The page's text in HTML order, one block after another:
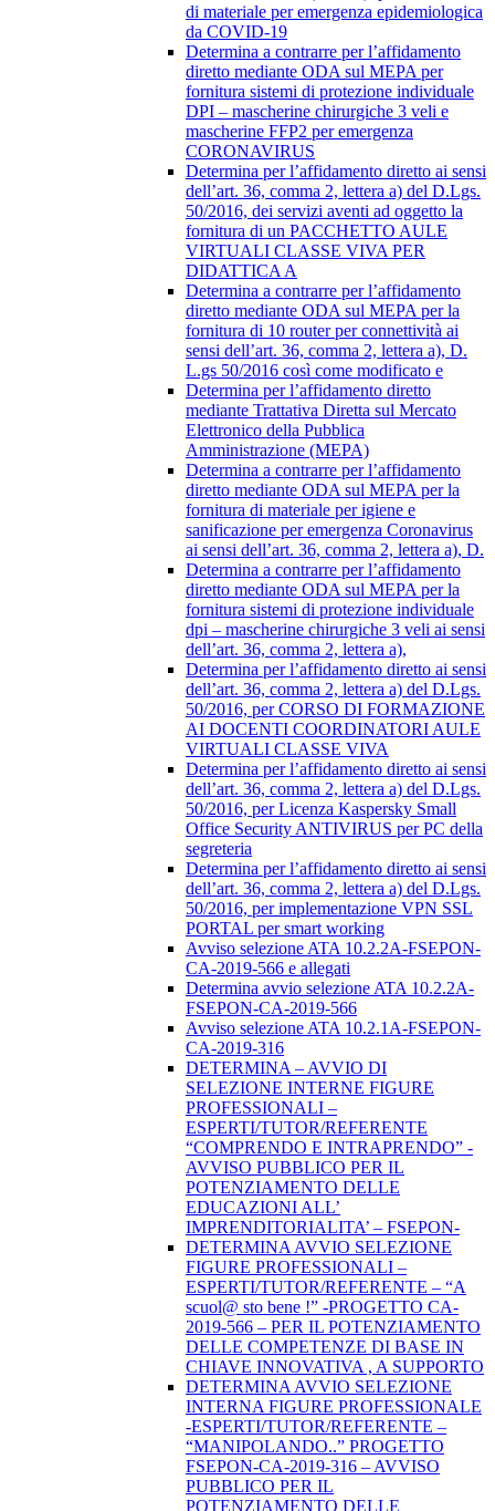
di materiale per emergenza epidemiologica
da COVID-19
Determina a contrarre per l’affidamento
diretto mediante ODA sul MEPA per
fornitura sistemi di protezione individuale
DPI – mascherine chirurgiche 3 veli e
mascherine FFP2 per emergenza
CORONAVIRUS
Determina per l’affidamento diretto ai sensi
dell’art. 36, comma 2, lettera a) del D.Lgs.
50/2016, dei servizi aventi ad oggetto la
fornitura di un PACCHETTO AULE
VIRTUALI CLASSE VIVA PER
DIDATTICA A
Determina a contrarre per l’affidamento
diretto mediante ODA sul MEPA per la
fornitura di 10 router per connettività ai
sensi dell’art. 36, comma 2, lettera a), D.
L.gs 50/2016 così come modificato e
Determina per l’affidamento diretto
mediante Trattativa Diretta sul Mercato
Elettronico della Pubblica
Amministrazione (MEPA)
Determina a contrarre per l’affidamento
diretto mediante ODA sul MEPA per la
fornitura di materiale per igiene e
sanificazione per emergenza Coronavirus
ai sensi dell’art. 36, comma 2, lettera a), D.
Determina a contrarre per l’affidamento
diretto mediante ODA sul MEPA per la
fornitura sistemi di protezione individuale
dpi – mascherine chirurgiche 3 veli ai sensi
dell’art. 36, comma 2, lettera a),
Determina per l’affidamento diretto ai sensi
dell’art. 36, comma 2, lettera a) del D.Lgs.
50/2016, per CORSO DI FORMAZIONE
AI DOCENTI COORDINATORI AULE
VIRTUALI CLASSE VIVA
Determina per l’affidamento diretto ai sensi
dell’art. 36, comma 2, lettera a) del D.Lgs.
50/2016, per Licenza Kaspersky Small
Office Security ANTIVIRUS per PC della
segreteria
Determina per l’affidamento diretto ai sensi
dell’art. 36, comma 2, lettera a) del D.Lgs.
50/2016, per implementazione VPN SSL
PORTAL per smart working
Avviso selezione ATA 10.2.2A-FSEPON-
CA-2019-566 e allegati
Determina avvio selezione ATA 10.2.2A-
FSEPON-CA-2019-566
Avviso selezione ATA 10.2.1A-FSEPON-
CA-2019-316
DETERMINA – AVVIO DI
SELEZIONE INTERNE FIGURE
PROFESSIONALI –
ESPERTI/TUTOR/REFERENTE
“COMPRENDO E INTRAPRENDO” -
AVVISO PUBBLICO PER IL
POTENZIAMENTO DELLE
EDUCAZIONI ALL’
IMPRENDITORIALITA’ – FSEPON-
DETERMINA AVVIO SELEZIONE
FIGURE PROFESSIONALI –
ESPERTI/TUTOR/REFERENTE – “A
scuol@ sto bene !” -PROGETTO CA-
2019-566 – PER IL POTENZIAMENTO
DELLE COMPETENZE DI BASE IN
CHIAVE INNOVATIVA , A SUPPORTO
DETERMINA AVVIO SELEZIONE
INTERNA FIGURE PROFESSIONALE
-ESPERTI/TUTOR/REFERENTE –
“MANIPOLANDO..” PROGETTO
FSEPON-CA-2019-316 – AVVISO
PUBBLICO PER IL
POTENZIAMENTO DELLE